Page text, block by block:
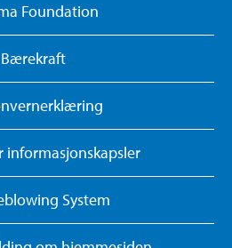
Foundation
Bærekraft
informasjonskapsler
System